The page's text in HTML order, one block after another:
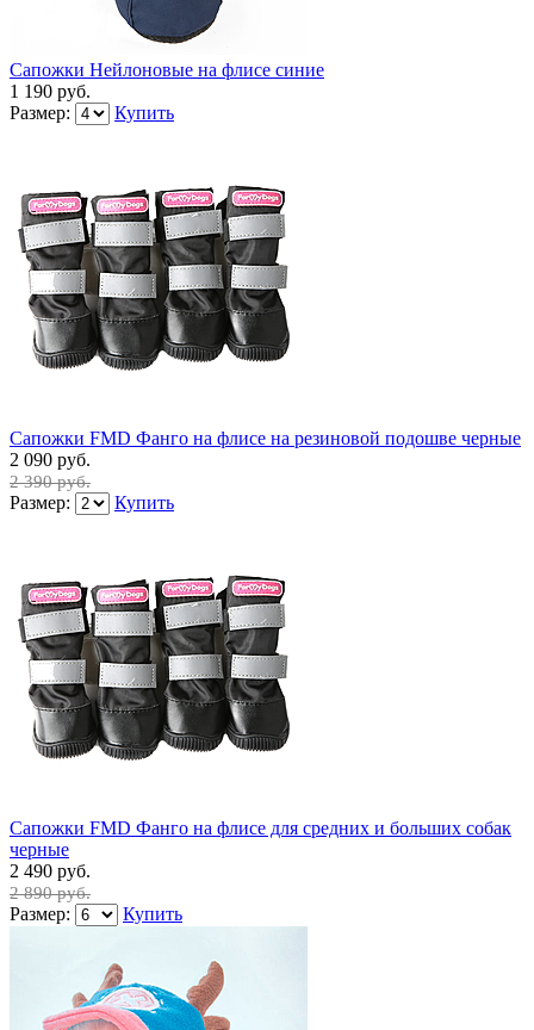
Сапожки Нейлоновые на флисе синие
1 190 руб.
Размер:
Купить
Сапожки FMD Фанго на флисе на резиновой подошве черные
2 090 руб.
2 390 руб.
Размер: Купить
Сапожки FMD Фанго на флисе для средних и больших собак
черные
2 490 руб.
2 890 руб.
Размер: Купить